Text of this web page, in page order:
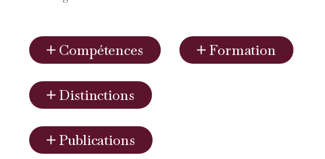
Compétences Formation
Distinctions
Publications